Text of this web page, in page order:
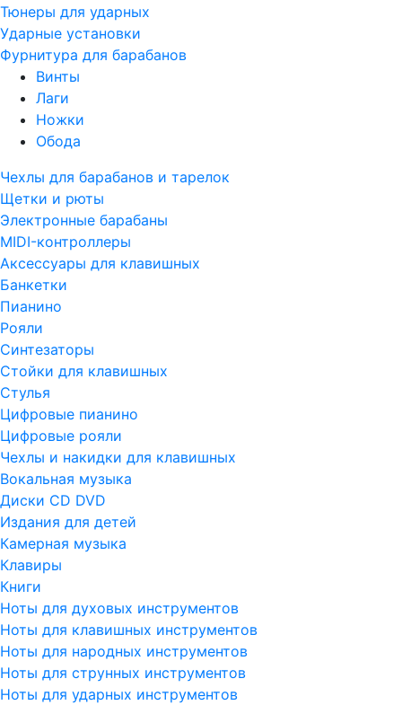
Тюнеры для ударных
Ударные установки
Фурнитура для барабанов
Винты
Лаги
Ножки
Обода
Чехлы для барабанов и тарелок
Щетки и рюты
Электронные барабаны
MIDI-контроллеры
Аксессуары для клавишных
Банкетки
Пианино
Рояли
Синтезаторы
Стойки для клавишных
Стулья
Цифровые пианино
Цифровые рояли
Чехлы и накидки для клавишных
Вокальная музыка
Диски CD DVD
Издания для детей
Камерная музыка
Клавиры
Книги
Ноты для духовых инструментов
Ноты для клавишных инструментов
Ноты для народных инструментов
Ноты для струнных инструментов
Ноты для ударных инструментов